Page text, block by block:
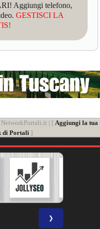
Aggiungi telefono,
GESTISCI LA
NetworkPortali.it | [Aggiungi la tua
di Portali]
❯